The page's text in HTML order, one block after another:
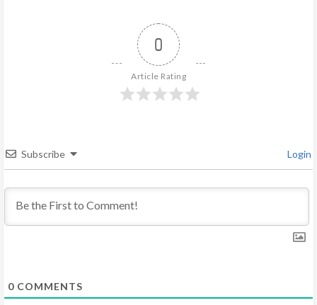
d
i
n
0
Article Rating
Subscribe Login
0 COMMENTS